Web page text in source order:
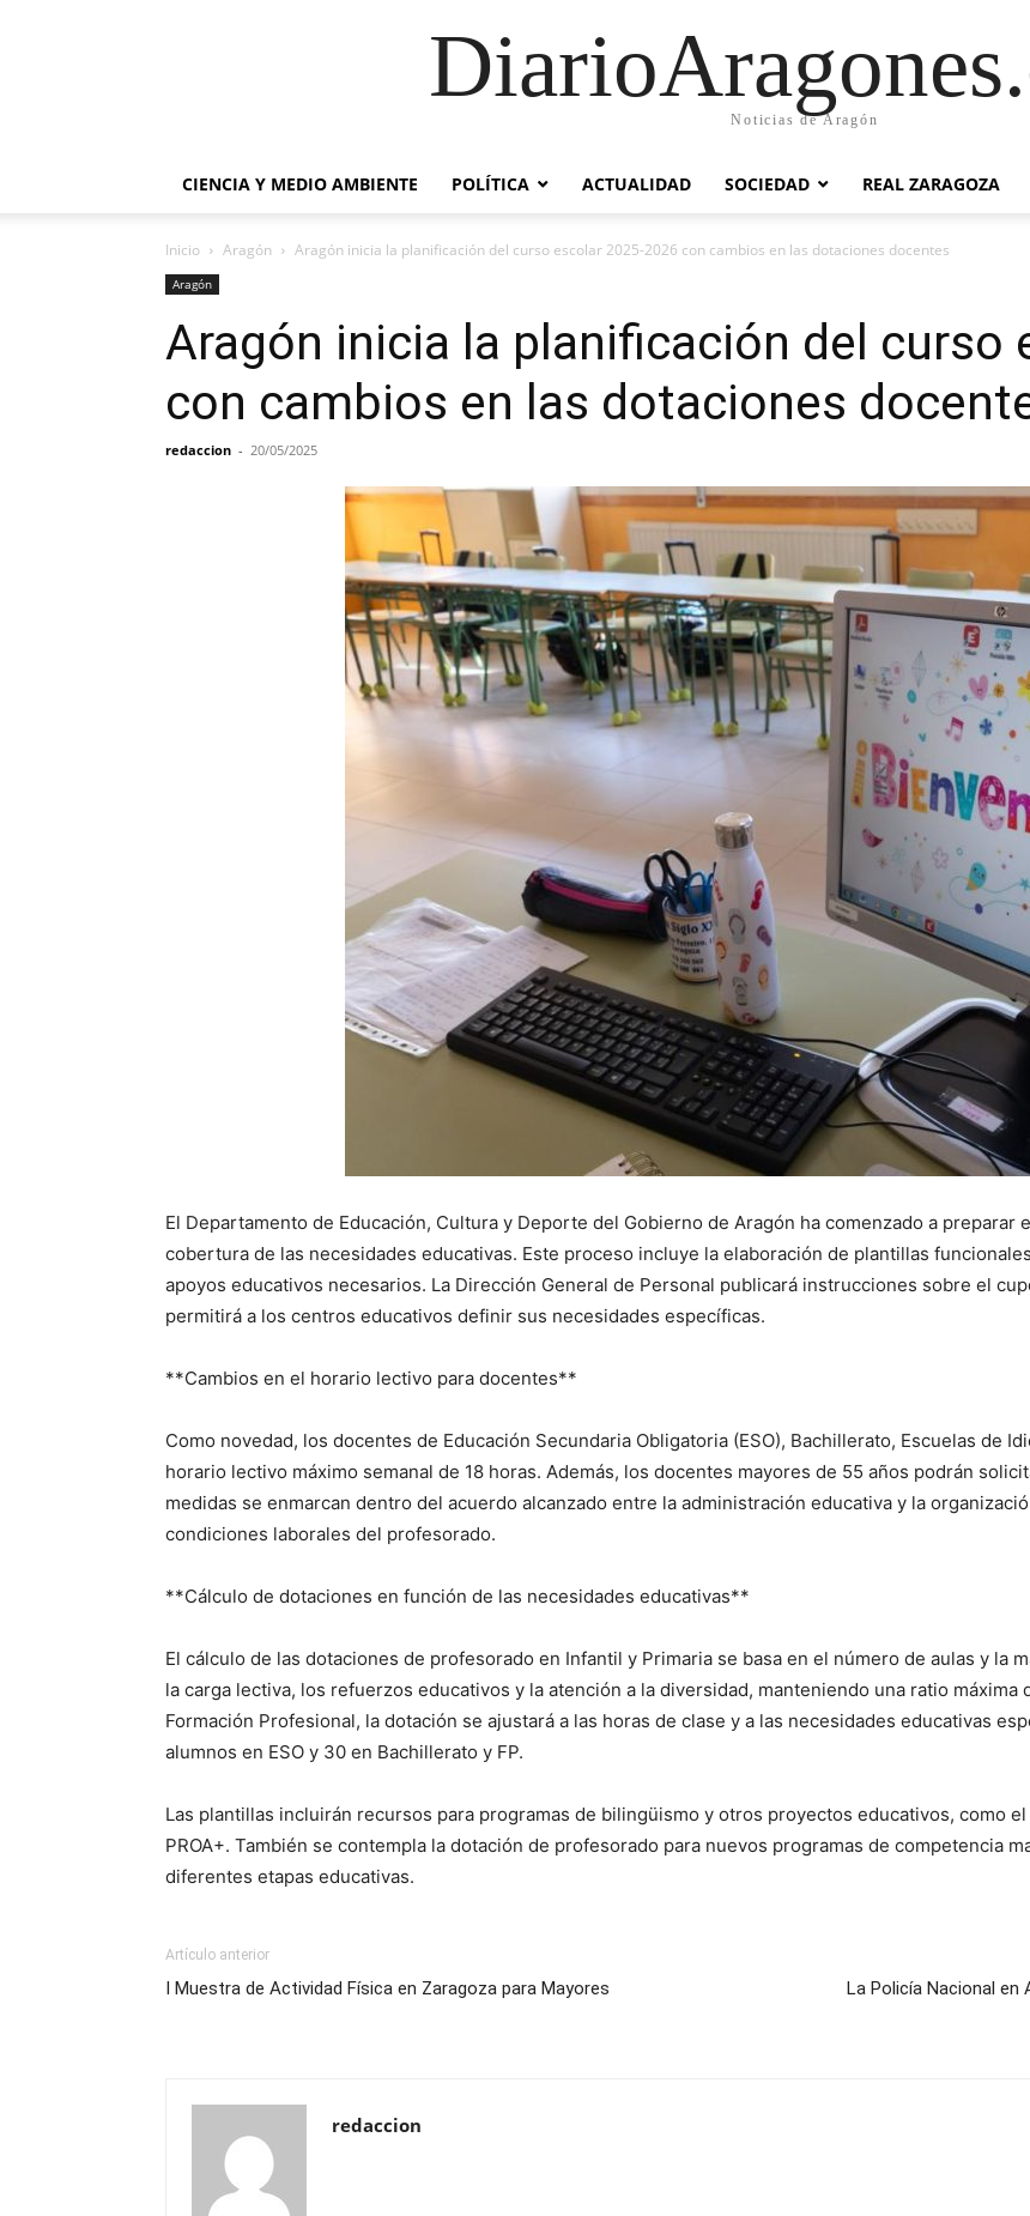
Noticias de Aragón
CIENCIA Y MEDIO AMBIENTE POLÍTICA ACTUALIDAD SOCIEDAD REAL ZARAGOZA
Inicio Aragón Aragón inicia la planificación del curso escolar 2025-2026 con cambios en las dotaciones docentes
Aragón
Aragón inicia la planificación del curso
con cambios en las dotaciones
redaccion - 20/05/2025
El Departamento de Educación, Cultura y Deporte del Gobierno de Aragón ha comenzado a preparar
cobertura de las necesidades educativas. Este proceso incluye la elaboración de plantillas
apoyos educativos necesarios. La Dirección General de Personal publicará instrucciones sobre el
permitirá a los centros educativos definir sus necesidades específicas.
**Cambios en el horario lectivo para docentes**
Como novedad, los docentes de Educación Secundaria Obligatoria (ESO), Bachillerato, Escuelas de
horario lectivo máximo semanal de 18 horas. Además, los docentes mayores de 55 años podrán
medidas se enmarcan dentro del acuerdo alcanzado entre la administración educativa y la
condiciones laborales del profesorado.
**Cálculo de dotaciones en función de las necesidades educativas**
El cálculo de las dotaciones de profesorado en Infantil y Primaria se basa en el número de aulas y la
la carga lectiva, los refuerzos educativos y la atención a la diversidad, manteniendo una ratio máxima
Formación Profesional, la dotación se ajustará a las horas de clase y a las necesidades educativas
alumnos en ESO y 30 en Bachillerato y FP.
Las plantillas incluirán recursos para programas de bilingüismo y otros proyectos educativos, como
PROA+. También se contempla la dotación de profesorado para nuevos programas de competencia
diferentes etapas educativas.
Artículo anterior
I Muestra de Actividad Física en Zaragoza para Mayores
La Policía Nacional en
redaccion